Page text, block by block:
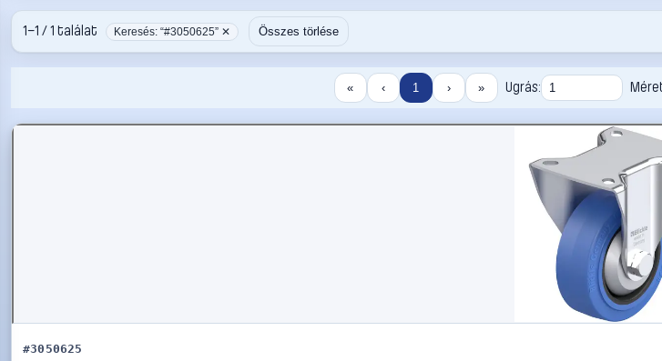
1–1 / 1 találat Keresés: “#3050625” ✕ Összes törlése
« ‹ 1 › » Ugrás:
#3050625